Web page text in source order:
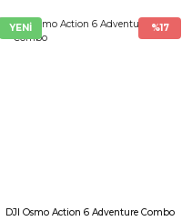
YENİ %17
DJI Osmo Action 6 Adventure Combo